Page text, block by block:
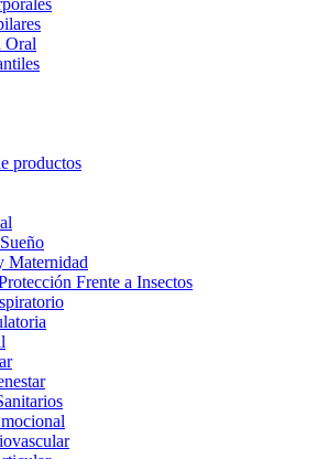
Oral
productos
Maternidad
Frente a Insectos